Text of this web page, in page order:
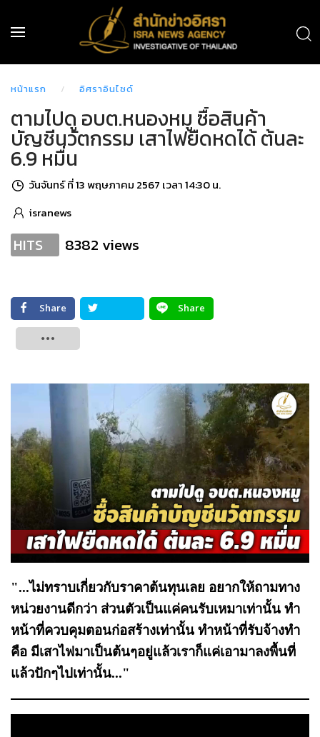
หน้าแรก อิศราอินไซด์
ตามไปดู อบต.หนองหมู ซื้อสินค้า
บัญชีนวัตกรรม เสาไฟยืดหดได้ ต้นละ
6.9 หมื่น
วันจันทร์ ที่ 13 พฤษภาคม 2567 เวลา 14:30 น.
isranews
HITS 8382 views
Share
Share
"...ไม่ทราบเกี่ยวกับราคาต้นทุนเลย อยากให้ถามทาง
หน่วยงานดีกว่า ส่วนตัวเป็นแค่คนรับเหมาเท่านั้น ทำ
หน้าที่ควบคุมตอนก่อสร้างเท่านั้น ทำหน้าที่รับจ้างทำ
คือ มีเสาไฟมาเป็นต้นๆอยู่แล้วเราก็แค่เอามาลงพื้นที่
แล้วปักๆไปเท่านั้น..."